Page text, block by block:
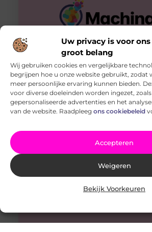
Uw privacy is voor ons
groot belang
Wij gebruiken cookies en vergelijkbare
begrijpen hoe u onze website gebruikt, zodat
meer persoonlijke ervaring kunnen bieden.
voor diverse doeleinden worden ingezet,
gepersonaliseerde advertenties en het
van de website. Raadpleeg ons cookiebeleid
Accepteren
Weigeren
Bekijk Voorkeuren
Je woning aanvullen met gehard glas
Is er in je woning een stuk glas
al je ramen voorzien van een nieuwe